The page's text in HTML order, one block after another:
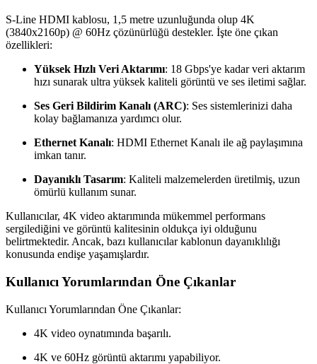
S-Line HDMI kablosu, 1,5 metre uzunluğunda olup 4K
(3840x2160p) @ 60Hz çözünürlüğü destekler. İşte öne çıkan
özellikleri:
Yüksek Hızlı Veri Aktarımı: 18 Gbps'ye kadar veri aktarım
hızı sunarak ultra yüksek kaliteli görüntü ve ses iletimi sağlar.
Ses Geri Bildirim Kanalı (ARC): Ses sistemlerinizi daha
kolay bağlamanıza yardımcı olur.
Ethernet Kanalı: HDMI Ethernet Kanalı ile ağ paylaşımına
imkan tanır.
Dayanıklı Tasarım: Kaliteli malzemelerden üretilmiş, uzun
ömürlü kullanım sunar.
Kullanıcılar, 4K video aktarımında mükemmel performans
sergilediğini ve görüntü kalitesinin oldukça iyi olduğunu
belirtmektedir. Ancak, bazı kullanıcılar kablonun dayanıklılığı
konusunda endişe yaşamışlardır.
Kullanıcı Yorumlarından Öne Çıkanlar
Kullanıcı Yorumlarından Öne Çıkanlar:
4K video oynatımında başarılı.
4K ve 60Hz görüntü aktarımı yapabiliyor.